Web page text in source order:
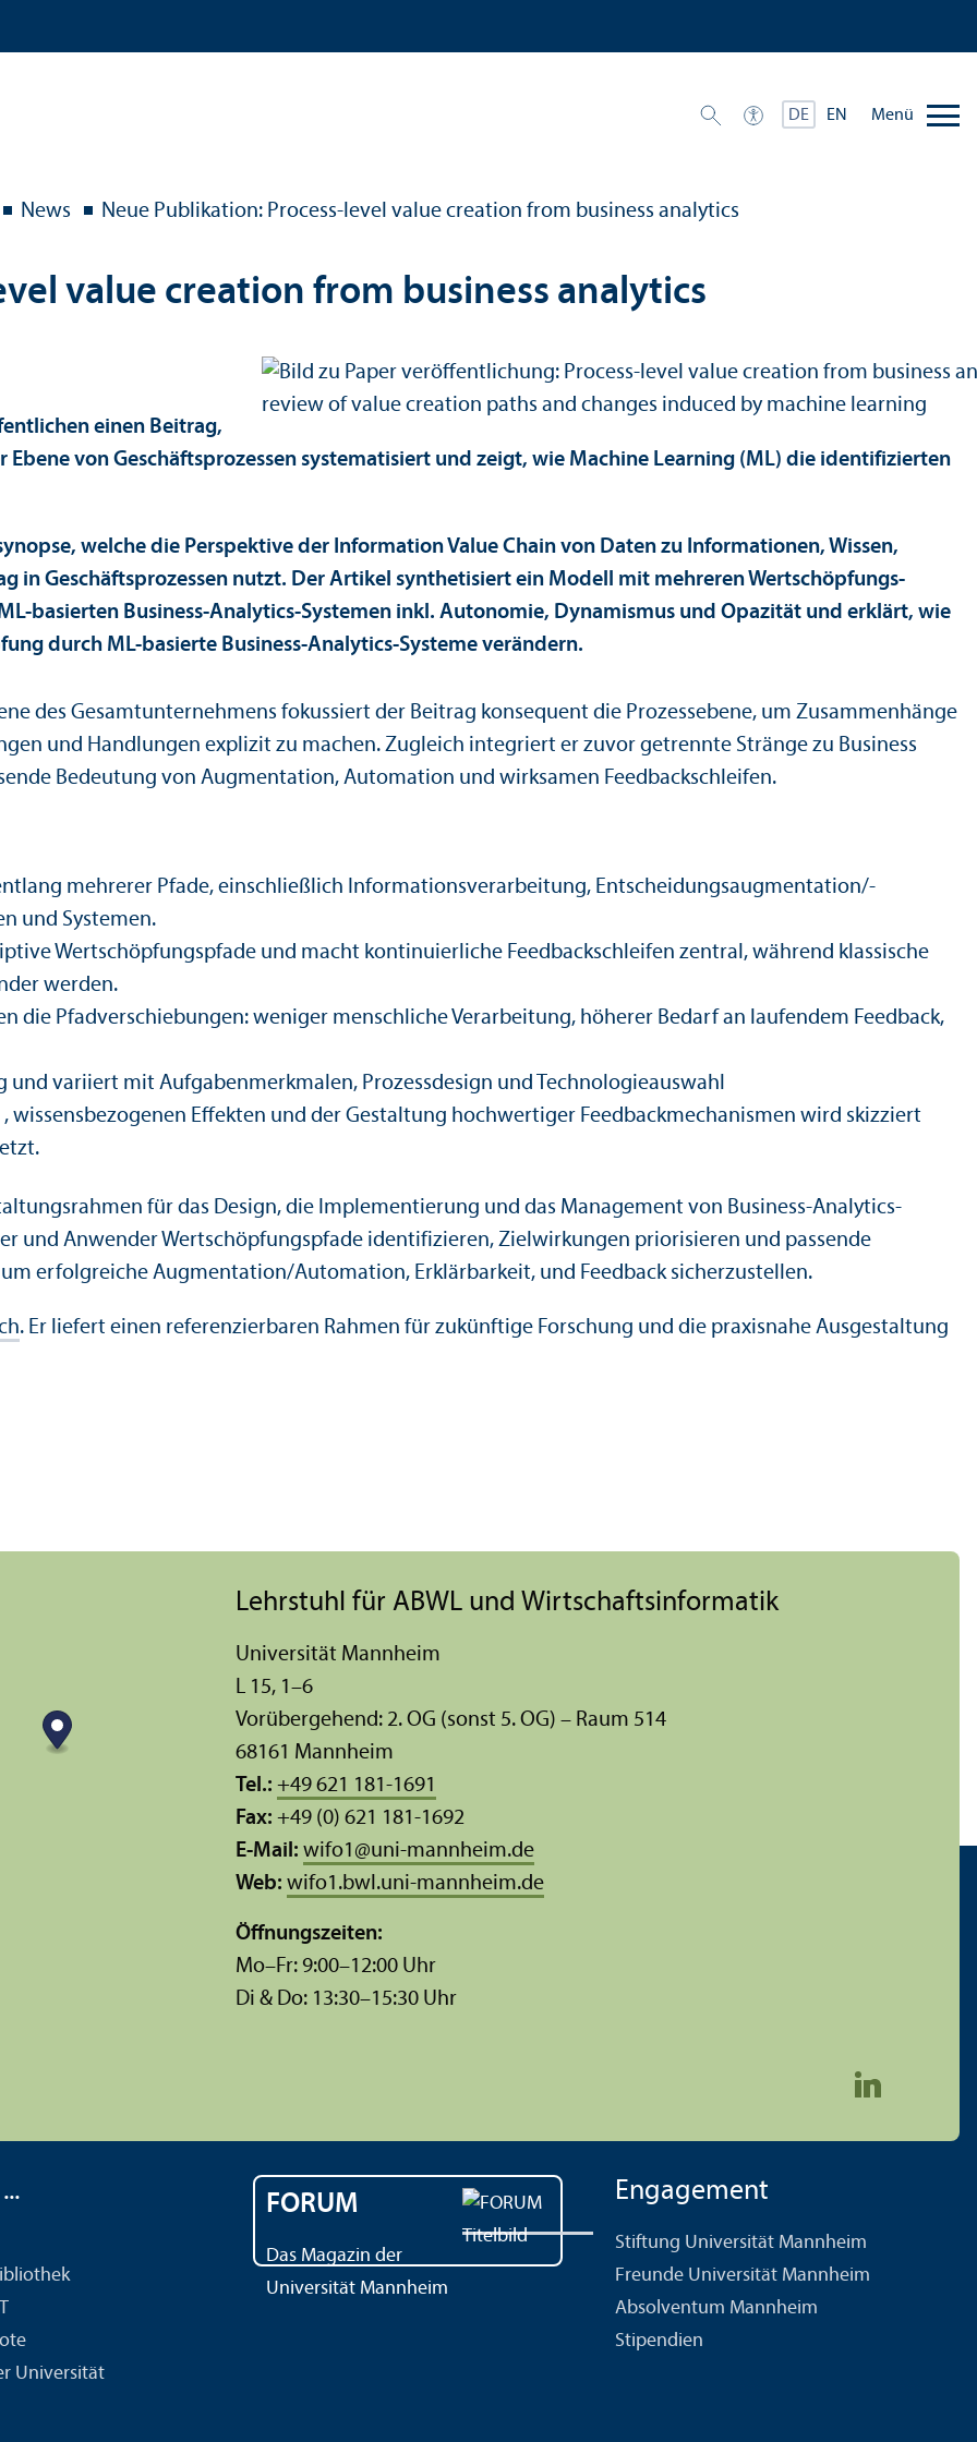
DE EN Menü
News Neue Publikation: Process-level value creation from business analytics
value creation from business analytics
einen Beitrag,
von Geschäfts­prozessen systematisiert und zeigt, wie Machine Learning (ML) die identifizierten
welche die Perspektive der Information Value Chain von Daten zu Informationen, Wissen,
in Geschäfts­prozessen nutzt. Der Artikel synthetisiert ein Modell mit mehreren Wertschöpfungs­
basierten Business-Analytics-Systemen inkl. Autonomie, Dynamismus und Opazität und erklärt, wie
durch ML-basierte Business-Analytics-Systeme verändern.
des Gesamt­unter­nehmens fokussiert der Beitrag konsequent die Prozess­ebene, um Zusammenhänge
und Handlungen explizit zu machen. Zugleich integriert er zuvor getrennte Stränge zu Business
Bedeutung von Augmentation, Automation und wirksamen Feedbackschleifen.
mehrerer Pfade, einschließlich Informations­verarbeitung, Entscheidungs­augmentation/-
und Systemen.
Wertschöpfungs­pfade und macht kontinuierliche Feedbackschleifen zentral, während klassische
werden.
die Pfadverschiebungen: weniger menschliche Verarbeitung, höherer Bedarf an laufendem Feedback,
variiert mit Aufgabenmerkmalen, Prozess­design und Technologieauswahl
wissensbezogenen Effekten und der Gestaltung hochwertiger Feedbackmechanismen wird skizziert
für das Design, die Implementierung und das Management von Business-Analytics-
und Anwender Wertschöpfungs­pfade identifizieren, Ziel­wirkungen priorisieren und passende
erfolgreiche Augmentation/Automation, Erklärbarkeit, und Feedback sicherzustellen.
. Er liefert einen referenzierbaren Rahmen für zukünftige Forschung und die praxisnahe Ausgestaltung
Lehr­stuhl für ABWL und Wirtschafts­informatik
Universität Mannheim
L 15, 1–6
Vorübergehend: 2. OG (sonst 5. OG) – Raum 514
68161 Mannheim
Tel.: +49 621 181-1691
Fax: +49 (0) 621 181-1692
E-Mail: wifo1 @uni-mannheim.de
Web: wifo1.bwl.uni-mannheim.de
Öffnungs­zeiten:
Mo–Fr: 9:00–12:00 Uhr
Di & Do: 13:30–15:30 Uhr
Universität
FORUM
Das Magazin der
Universität Mannheim
Engagement
Stiftung Universität Mannheim
Freunde Universität Mannheim
Absolventum Mannheim
Stipendien